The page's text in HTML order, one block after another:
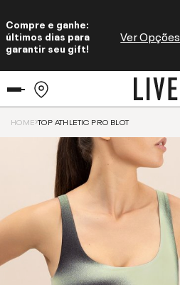
Compre e ganhe:
últimos dias para
garantir seu gift!
Ver Opções
HOME TOP ATHLETIC PRO BLOT